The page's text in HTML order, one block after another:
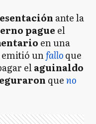
ante la
pague el
en una
emitió unfalloque
elaguinaldo
queno